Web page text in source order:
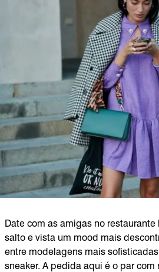
Date com as amigas no
salto e vista um mood mais
entre modelagens mais
sneaker. A pedida aqui é o par